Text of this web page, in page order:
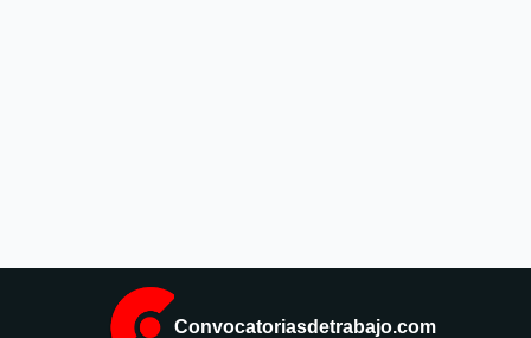
Convocatoriasdetrabajo.com